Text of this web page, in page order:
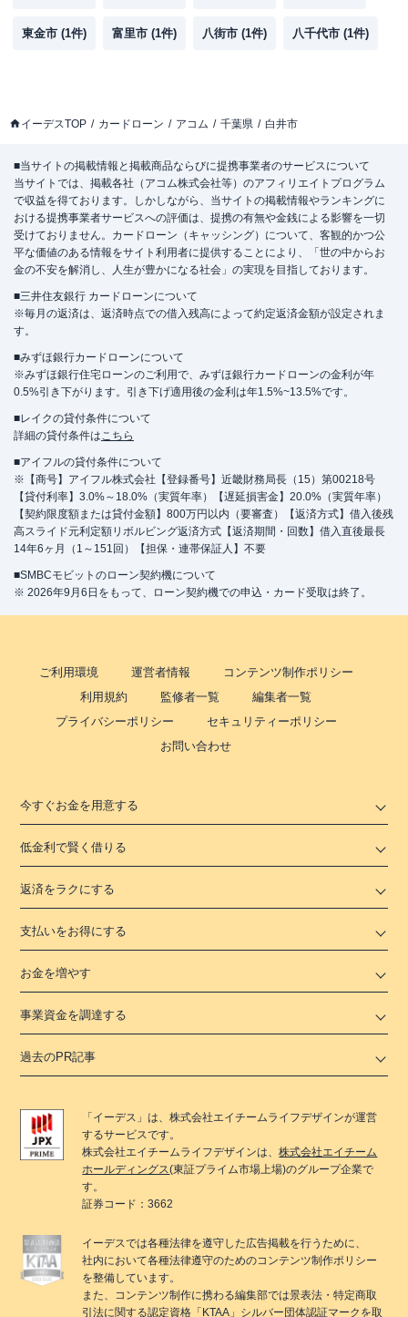
東金市 (1件) 富里市 (1件) 八街市 (1件) 八千代市 (1件)
イーデスTOP カードローン アコム 千葉県 白井市
■当サイトの掲載情報と掲載商品ならびに提携事業者のサービスについて
当サイトでは、掲載各社（アコム株式会社等）のアフィリエイトプログラム
で収益を得ております。しかしながら、当サイトの掲載情報やランキングに
おける提携事業者サービスへの評価は、提携の有無や金銭による影響を一切
受けておりません。カードローン（キャッシング）について、客観的かつ公
平な価値のある情報をサイト利用者に提供することにより、「世の中からお
金の不安を解消し、人生が豊かになる社会」の実現を目指しております。
■三井住友銀行 カードローンについて
※毎月の返済は、返済時点での借入残高によって約定返済金額が設定されま
す。
■みずほ銀行カードローンについて
※みずほ銀行住宅ローンのご利用で、みずほ銀行カードローンの金利が年
0.5%引き下がります。引き下げ適用後の金利は年1.5%~13.5%です。
■レイクの貸付条件について
詳細の貸付条件はこちら
■アイフルの貸付条件について
※【商号】アイフル株式会社【登録番号】近畿財務局長（15）第00218号
【貸付利率】3.0%～18.0%（実質年率）【遅延損害金】20.0%（実質年率）
【契約限度額または貸付金額】800万円以内（要審査）【返済方式】借入後残
高スライド元利定額リボルビング返済方式【返済期間・回数】借入直後最長
14年6ヶ月（1～151回）【担保・連帯保証人】不要
■SMBCモビットのローン契約機について
※ 2026年9月6日をもって、ローン契約機での申込・カード受取は終了。
ご利用環境 運営者情報
コンテンツ制作ポリシー
利用規約
監修者一覧
編集者一覧
プライバシーポリシー
セキュリティーポリシー
お問い合わせ
今すぐお金を用意する
低金利で賢く借りる
返済をラクにする
支払いをお得にする
お金を増やす
事業資金を調達する
過去のPR記事
「 イーデス 」は、株式会社エイチームライフデザインが運営
するサービスです。
株式会社エイチームライフデザインは、株式会社エイチーム
ホールディングス(東証プライム市場上場)のグループ企業で
す。
証券コード：3662
イーデスでは各種法律を遵守した広告掲載を行うために、
社内において各種法律遵守のためのコンテンツ制作ポリシー
を整備しています。
また、コンテンツ制作に携わる編集部では景表法・特定商取
引法に関する認定資格「KTAA」 シルバー団体認証マークを取